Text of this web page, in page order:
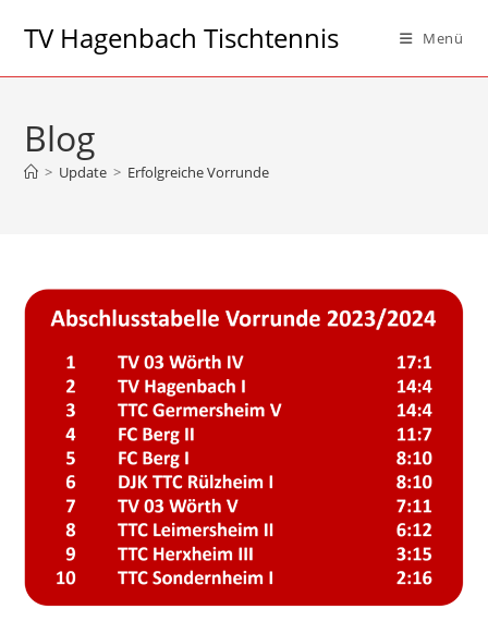
InhaltTV Hagenbach Tischtennis Menü
Blog
> Update > Erfolgreiche Vorrunde